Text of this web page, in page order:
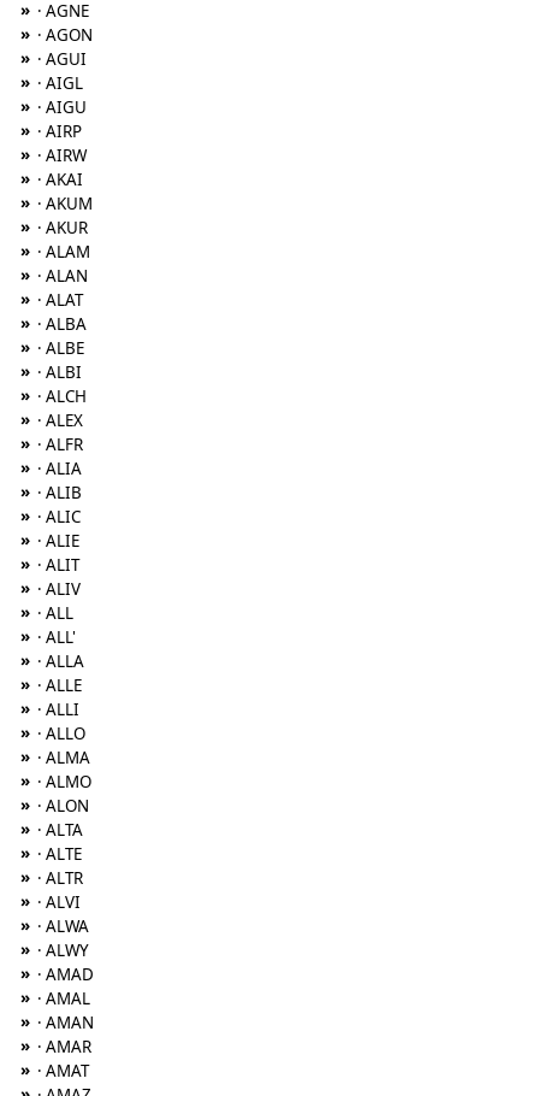
» · AGNE
» · AGON
» · AGUI
» · AIGL
» · AIGU
» · AIRP
» · AIRW
» · AKAI
» · AKUM
» · AKUR
» · ALAM
» · ALAN
» · ALAT
» · ALBA
» · ALBE
» · ALBI
» · ALCH
» · ALEX
» · ALFR
» · ALIA
» · ALIB
» · ALIC
» · ALIE
» · ALIT
» · ALIV
» · ALL
» · ALL'
» · ALLA
» · ALLE
» · ALLI
» · ALLO
» · ALMA
» · ALMO
» · ALON
» · ALTA
» · ALTE
» · ALTR
» · ALVI
» · ALWA
» · ALWY
» · AMAD
» · AMAL
» · AMAN
» · AMAR
» · AMAT